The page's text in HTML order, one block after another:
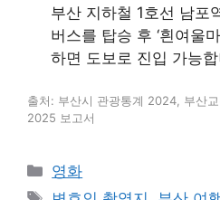
부산 지하철 1호선 남포
버스를 탑승 후 ‘흰여울
하면 도보로 진입 가능
출처: 부산시 관광통계 2024, 부산
2025 보고서
카
테
영화
태